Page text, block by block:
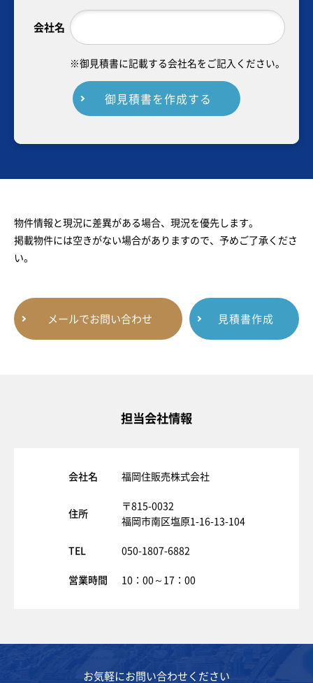
会社名
※御見積書に記載する会社名をご記入ください。
御見積書を作成する
物件情報と現況に差異がある場合、現況を優先します。
掲載物件には空きがない場合がありますので、予めご了承くださ
い。
メールでお問い合わせ 見積書作成
担当会社情報
会社名 福岡住販売株式会社
住所
〒815-0032
福岡市南区塩原1-16-13-104
TEL
050-1807-6882
営業時間
10：00～17：00
お気軽にお問い合わせください